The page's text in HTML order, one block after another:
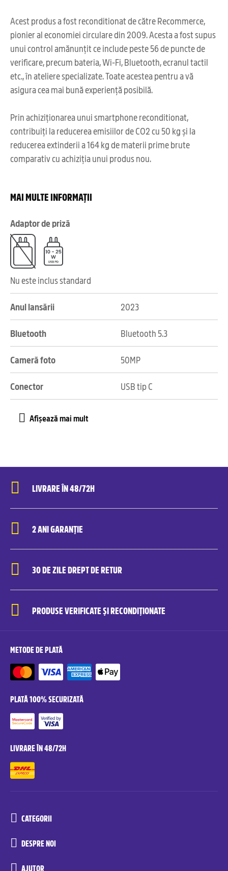
Acest produs a fost reconditionat de către Recommerce,
pionier al economiei circulare din 2009. Acesta a fost supus
unui control amănunțit ce include peste 56 de puncte de
verificare, precum bateria, Wi-Fi, Bluetooth, ecranul tactil
etc., în ateliere specializate. Toate acestea pentru a vă
asigura cea mai bună experiență posibilă.
Prin achiziționarea unui smartphone reconditionat,
contribuiți la reducerea emisiilor de CO2 cu 50 kg și la
reducerea extinderii a 164 kg de materii prime brute
comparativ cu achiziția unui produs nou.
MAI MULTE INFORMAȚII
Adaptor de priză
Nu este inclus standard
Anul lansării 2023
Bluetooth Bluetooth 5.3
Cameră foto 50MP
Conector USB tip C
LIVRARE ÎN 48/72H
2 ANI GARANȚIE
30 DE ZILE DREPT DE RETUR
PRODUSE VERIFICATE ȘI RECONDIȚIONATE
METODE DE PLATĂ
PLATĂ 100% SECURIZATĂ
LIVRARE ÎN 48/72H
CATEGORII
DESPRE NOI
AJUTOR